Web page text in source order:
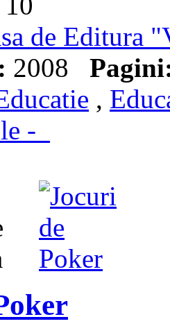
de Editura
2008
,
-